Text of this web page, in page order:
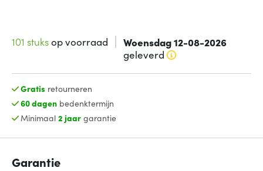
101 stuksop voorraad Woensdag 12-08-2026
geleverd
Gratis retourneren
60 dagenbedenktermijn
Minimaal 2 jaargarantie
Garantie